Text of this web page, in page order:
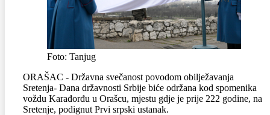
Foto: Tanjug
ORAŠAC - Državna svečanost povodom obilježavanja
Sretenja- Dana državnosti Srbije biće održana kod spomenika
voždu Karađorđu u Orašcu, mjestu gdje je prije 222 godine, na
Sretenje, podignut Prvi srpski ustanak.